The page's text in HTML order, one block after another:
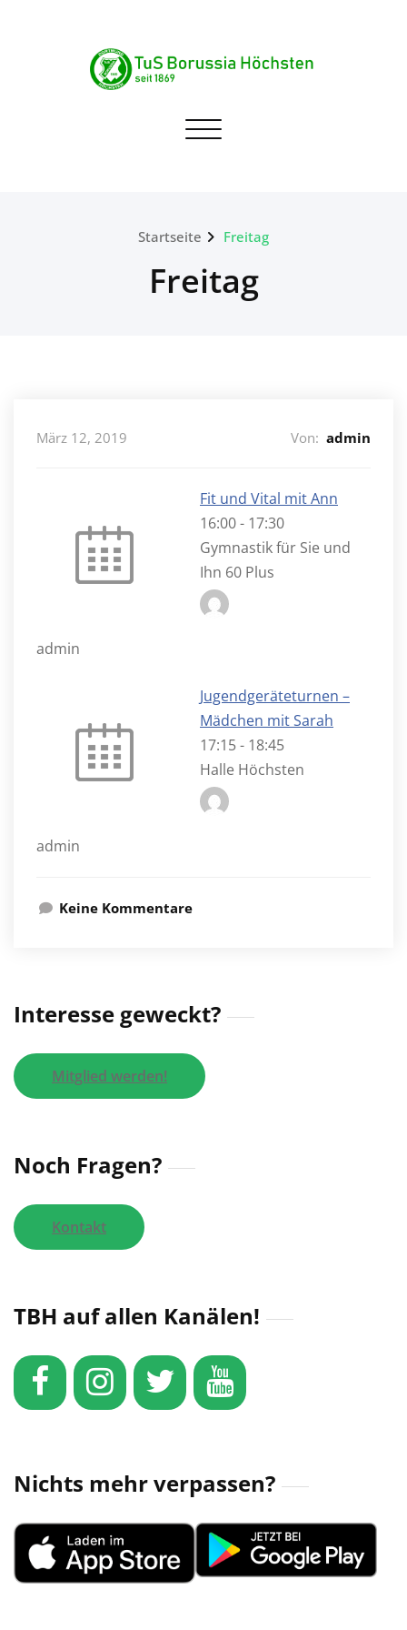
TuS Borussia Höchsten
Navigation umschalten
Startseite Freitag
Freitag
März 12, 2019 Von: admin
Fit und Vital mit Ann
16:00- 17:30
Gymnastik für Sie und
Ihn 60 Plus
admin
Jugendgeräteturnen –
Mädchen mit Sarah
17:15- 18:45
Halle Höchsten
admin
Keine Kommentare
Interesse geweckt?
Mitglied werden!
Noch Fragen?
Kontakt
TBH auf allen Kanälen!
Nichts mehr verpassen?